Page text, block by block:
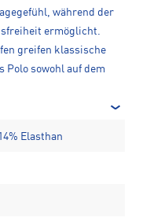
während der
ermöglicht.
greifen klassische
Polo sowohl auf dem
Elasthan